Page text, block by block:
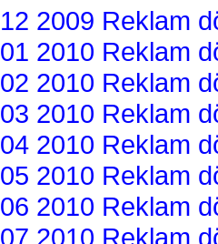
12 2009 Reklam
01 2010 Reklam
02 2010 Reklam
03 2010 Reklam
04 2010 Reklam
05 2010 Reklam
06 2010 Reklam
07 2010 Reklam